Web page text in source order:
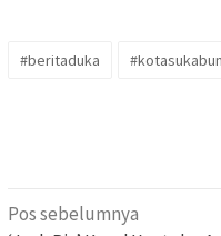
#beritaduka
Navigasi
Pos sebelumnya